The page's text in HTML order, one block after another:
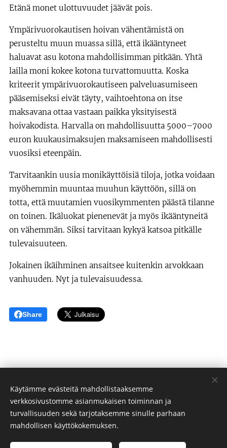
Etänä monet ulottuvuudet jäävät pois.
Ympärivuorokautisen hoivan vähentämistä on
perusteltu muun muassa sillä, että ikääntyneet
haluavat asu kotona mahdollisimman pitkään. Yhtä
lailla moni kokee kotona turvattomuutta. Koska
kriteerit ympärivuorokautiseen palveluasumiseen
pääsemiseksi eivät täyty, vaihtoehtona on itse
maksavana ottaa vastaan paikka yksityisestä
hoivakodista. Harvalla on mahdollisuutta 5000–7000
euron kuukausimaksujen maksamiseen mahdollisesti
vuosiksi eteenpäin.
Tarvitaankin uusia monikäyttöisiä tiloja, jotka voidaan
myöhemmin muuntaa muuhun käyttöön, sillä on
totta, että muutamien vuosikymmenten päästä tilanne
on toinen. Ikäluokat pienenevät ja myös ikääntyneitä
on vähemmän. Siksi tarvitaan kykyä katsoa pitkälle
tulevaisuuteen.
Jokainen ikäihminen ansaitsee kuitenkin arvokkaan
vanhuuden. Nyt ja tulevaisuudessa.
Share
Taru Salovaara
Tietosuojaseloste
Evästeet
Käytämme evästeitä mahdollistaaksemme
verkkosivustomme asianmukaisen toiminnan ja
turvallisuuden sekä tarjotaksemme sinulle parhaan
mahdollisen käyttökokemuksen.